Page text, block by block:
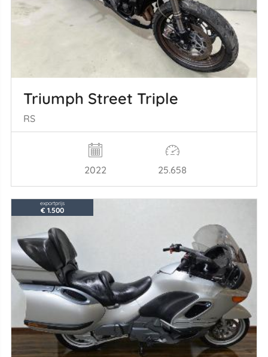
Triumph Street Triple
RS
2022 25.658
exportprijs
€ 1.500